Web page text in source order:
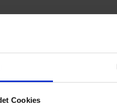
Cookies